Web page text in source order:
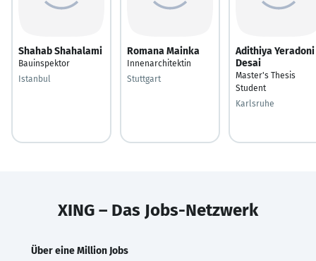
Shahab Shahalami
Bauinspektor
Istanbul
Romana Mainka
Innenarchitektin
Stuttgart
Adithiya Yeradoni
Desai
Master's Thesis
Student
Karlsruhe
XING – Das Jobs-Netzwerk
Über eine Million Jobs